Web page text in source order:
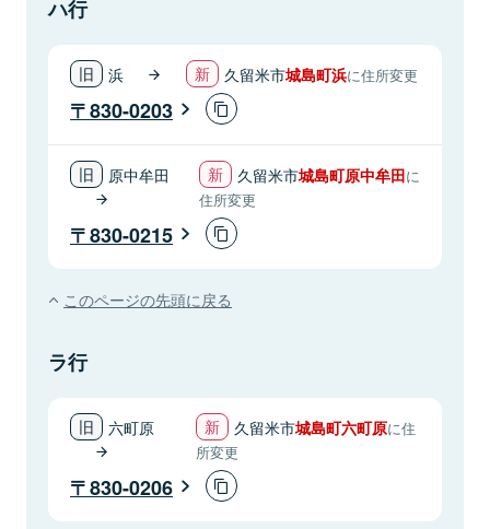
ハ行
浜 久留米市城島町浜に住所変更
830-0203
原中牟田 久留米市城島町原中牟田に
住所変更
830-0215
このページの先頭に戻る
ラ行
六町原 久留米市城島町六町原に住
所変更
830-0206